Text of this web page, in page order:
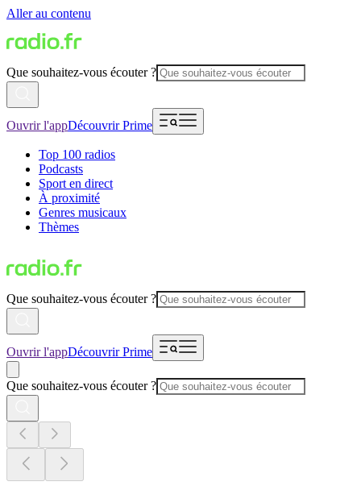
Aller au contenu
Que souhaitez-vous écouter ?
Ouvrir l'appDécouvrir Prime
Top 100 radios
Podcasts
Sport en direct
À proximité
Genres musicaux
Thèmes
Que souhaitez-vous écouter ?
Ouvrir l'appDécouvrir Prime
Que souhaitez-vous écouter ?